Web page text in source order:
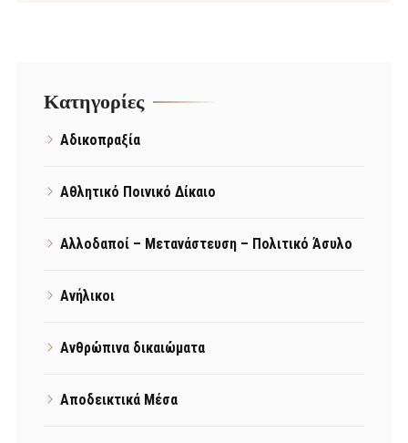
Kατηγορίες
Αδικοπραξία
Αθλητικό Ποινικό Δίκαιο
Αλλοδαποί – Μετανάστευση – Πολιτικό Άσυλο
Ανήλικοι
Ανθρώπινα δικαιώματα
Αποδεικτικά Μέσα